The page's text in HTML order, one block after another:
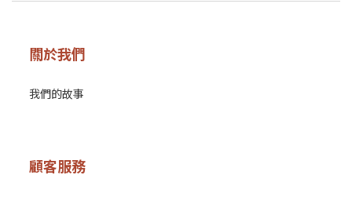
關於我們
我們的故事
顧客服務